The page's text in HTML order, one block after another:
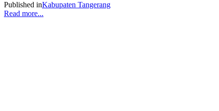
Published inKabupaten Tangerang
Read more...